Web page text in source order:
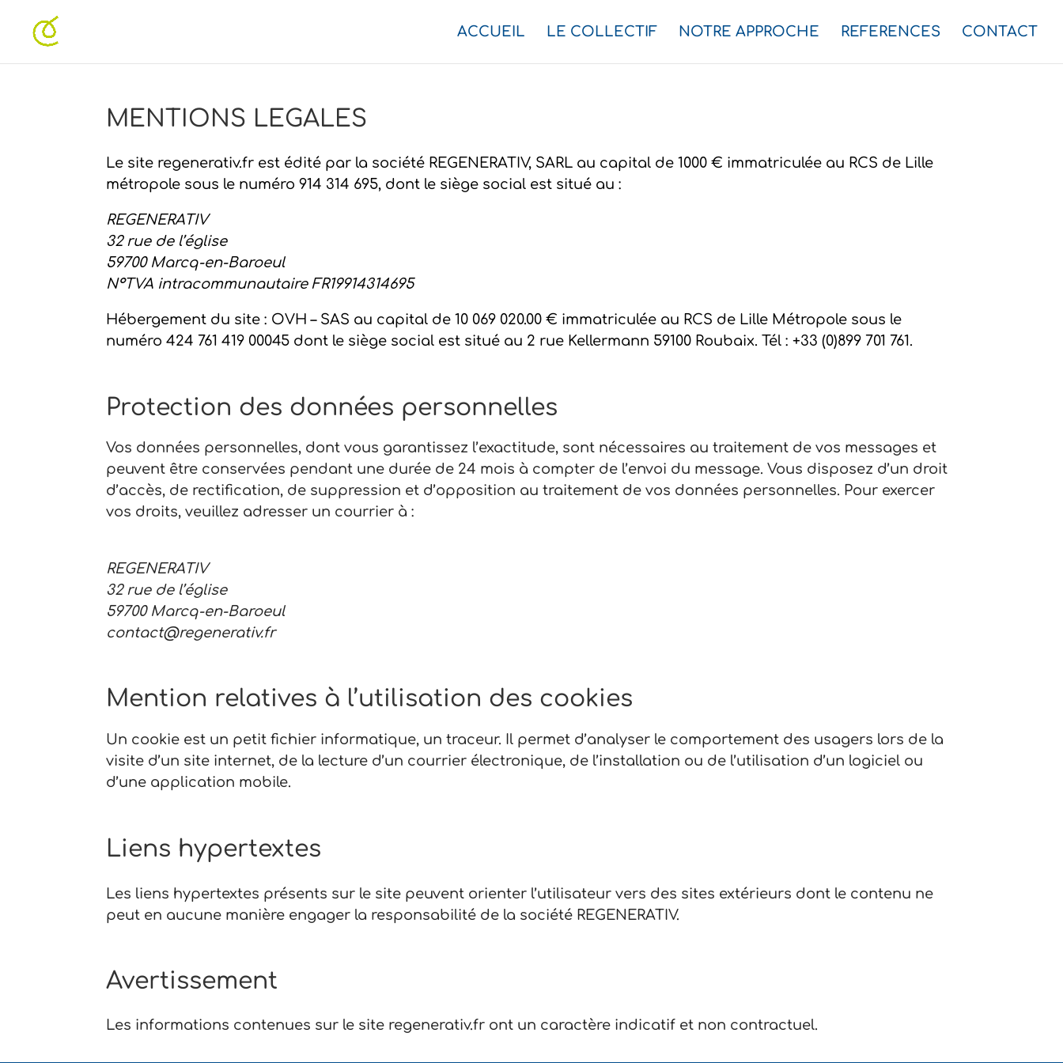
ACCUEIL LE COLLECTIF NOTRE APPROCHE REFERENCES CONTACT
MENTIONS LEGALES
Le site regenerativ.fr est édité par la société REGENERATIV, SARL au capital de 1000 € immatriculée au RCS de Lille
métropole sous le numéro 914 314 695, dont le siège social est situé au :
REGENERATIV
32 rue de l’église
59700 Marcq-en-Baroeul
N°TVA intracommunautaire FR19914314695
Hébergement du site : OVH – SAS au capital de 10 069 020.00 € immatriculée au RCS de Lille Métropole sous le
numéro 424 761 419 00045 dont le siège social est situé au 2 rue Kellermann 59100 Roubaix. Tél : +33 (0)899 701 761.
Protection des données personnelles
Vos données personnelles, dont vous garantissez l’exactitude, sont nécessaires au traitement de vos messages et
peuvent être conservées pendant une durée de 24 mois à compter de l’envoi du message. Vous disposez d’un droit
d’accès, de rectification, de suppression et d’opposition au traitement de vos données personnelles. Pour exercer
vos droits, veuillez adresser un courrier à :
REGENERATIV
32 rue de l’église
59700 Marcq-en-Baroeul
contact@regenerativ.fr
Mention relatives à l’utilisation des cookies
Un cookie est un petit fichier informatique, un traceur. Il permet d’analyser le comportement des usagers lors de la
visite d’un site internet, de la lecture d’un courrier électronique, de l’installation ou de l’utilisation d’un logiciel ou
d’une application mobile.
Liens hypertextes
Les liens hypertextes présents sur le site peuvent orienter l’utilisateur vers des sites extérieurs dont le contenu ne
peut en aucune manière engager la responsabilité de la société REGENERATIV.
Avertissement
Les informations contenues sur le site regenerativ.fr ont un caractère indicatif et non contractuel.